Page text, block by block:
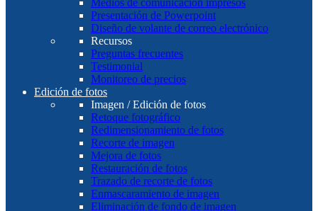
Medios de comunicación impresos
Presentación de Powerpoint
Diseño de volante de correo electrónico
Recursos
Preguntas frecuentes
Testimonial
Monitoreo de precios
Edición de fotos
Imagen / Edición de fotos
Retoque fotográfico
Redimensionamiento de fotos
Recorte de imagen
Mejora de fotos
Restauración de fotos
Trazado de recorte de fotos
Enmascaramiento de imagen
Eliminación de fondo de imagen